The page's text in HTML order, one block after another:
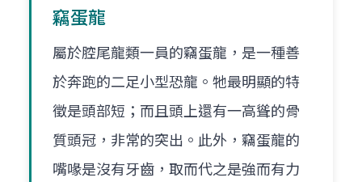
竊蛋龍
屬於腔尾龍類一員的竊蛋龍，是一種善
於奔跑的二足小型恐龍。牠最明顯的特
徵是頭部短；而且頭上還有一高聳的骨
質頭冠，非常的突出。此外，竊蛋龍的
嘴喙是沒有牙齒，取而代之是強而有力